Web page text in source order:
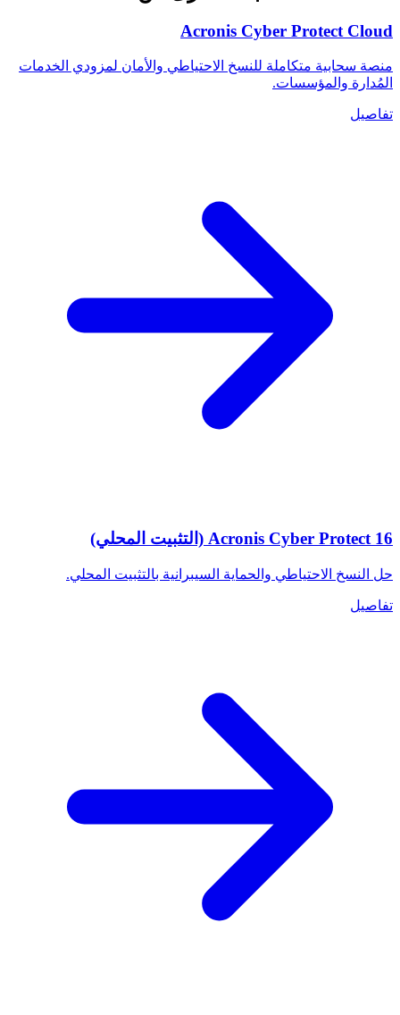
Acronis Cyber Protect Cloud
منصة سحابية متكاملة للنسخ الاحتياطي والأمان لمزودي الخدمات
المُدارة والمؤسسات.
تفاصيل
Acronis Cyber Protect 16 (التثبيت المحلي)
حل النسخ الاحتياطي والحماية السيبرانية بالتثبيت المحلي.
تفاصيل